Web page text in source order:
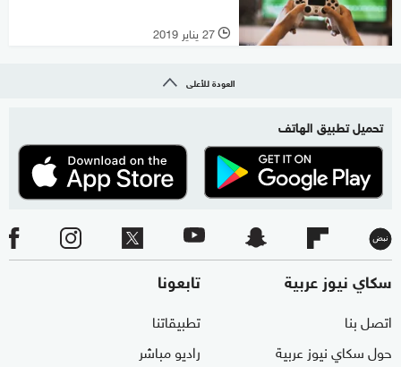
l 27 يناير 2019
العودة للأعلى
تحميل تطبيق الهاتف
سكاي نيوز عربية
اتصل بنا
حول سكاي نيوز عربية
تابعونا
تطبيقاتنا
راديو مباشر